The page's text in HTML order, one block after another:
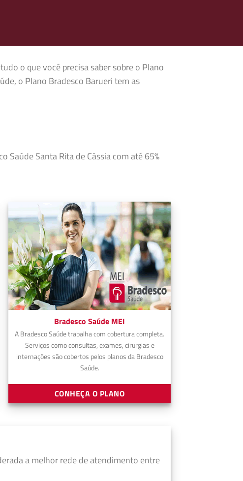
o que você precisa saber sobre o Plano
o Plano Bradesco Barueri tem as
Saúde Santa Rita de Cássia com até 65%
Bradesco Saúde MEI
A Bradesco Saúde trabalha com cobertura completa.
Serviços como consultas, exames, cirurgias e
internações são cobertos pelos planos da Bradesco
Saúde.
CONHEÇA O PLANO
a melhor rede de atendimento entre